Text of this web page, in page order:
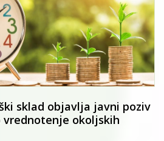
sklad objavlja javni poziv
vrednotenje okoljskih